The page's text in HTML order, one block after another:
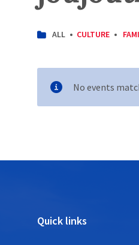
CATEGORIES:
ALL CULTURE
No events
Quick links